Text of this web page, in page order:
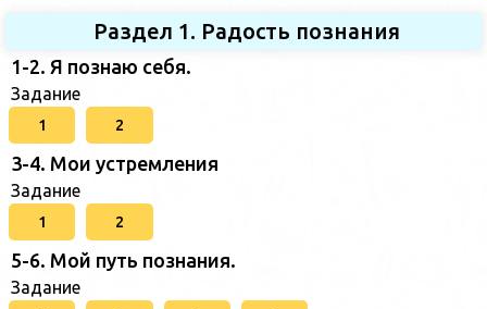
Раздел 1. Радость познания
1-2. Я познаю себя.
Задание
1 2
3-4. Мои устремления
Задание
1 2
5-6. Мой путь познания.
Задание